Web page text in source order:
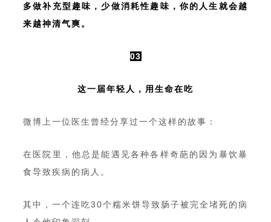
多做补充型趣味，少做消耗性趣味，你的人生就会越
来越神清气爽。
03
这一届年轻人，用生命在吃
微博上一位医生曾经分享过一个这样的故事：
在医院里，他总是能遇见各种各样奇葩的因为暴饮暴
食导致疾病的病人。
其中，一个连吃30个糯米饼导致肠子被完全堵死的病